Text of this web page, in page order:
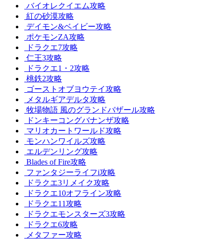
バイオレクイエム攻略
紅の砂漠攻略
デイモン&ベイビー攻略
ポケモンZA攻略
ドラクエ7攻略
仁王3攻略
ドラクエ1・2攻略
桃鉄2攻略
ゴーストオブヨウテイ攻略
メタルギアデルタ攻略
牧場物語 風のグランドバザール攻略
ドンキーコングバナンザ攻略
マリオカートワールド攻略
モンハンワイルズ攻略
エルデンリング攻略
Blades of Fire攻略
ファンタジーライフi攻略
ドラクエ3リメイク攻略
ドラクエ10オフライン攻略
ドラクエ11攻略
ドラクエモンスターズ3攻略
ドラクエ6攻略
メタファー攻略